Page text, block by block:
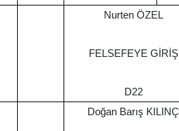
Nurten ÖZEL
FELSEFEYE GİRİŞ
D22
Doğan Barış KILINÇ